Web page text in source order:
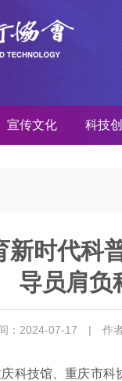
宣传文化 科技
新时代
导员肩负
：2024-07-17 | 作者
科技馆、重庆市